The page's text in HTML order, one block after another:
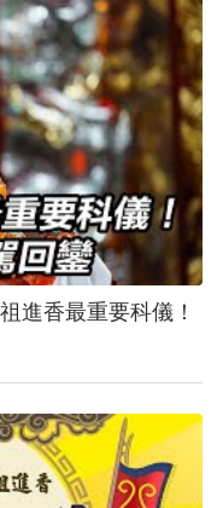
進香最重要科儀！